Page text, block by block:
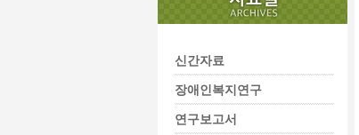
신간자료
장애인복지연구
연구보고서